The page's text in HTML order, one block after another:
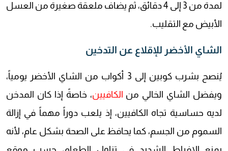
لمدة من 3 إلى 4 دقائق، ثم يضاف ملعقة صغيرة من العسل
الأبيض مع التقليب.
الشاي الأخضر للإقلاع عن التدخين
يُنصح بشرب كوبين إلى 3 أكواب من الشاي الأخضر يومياً،
ويفضل الشاي الخالي من الكافيين، خاصةً إذا كان المدخن
لديه حساسية تجاه الكافيين، إذ يلعب دوراً مهماً في إزالة
السموم من الجسم، كما يحافظ على الصحة بشكل عام، لأنه